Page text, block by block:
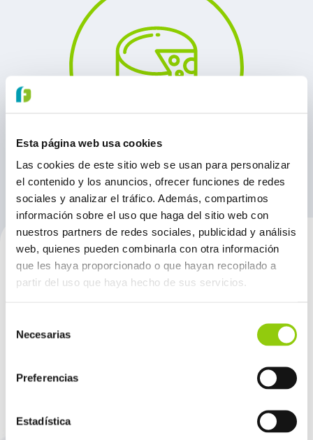
Esta página web usa cookies
Las cookies de este sitio web se usan para personalizar
el contenido y los anuncios, ofrecer funciones de redes
sociales y analizar el tráfico. Además, compartimos
información sobre el uso que haga del sitio web con
nuestros partners de redes sociales, publicidad y análisis
web, quienes pueden combinarla con otra información
que les haya proporcionado o que hayan recopilado a
partir del uso que haya hecho de sus servicios.
Necesarias
Preferencias
Estadística
PRODUCTOS
QUESO EXTRA DURO PARA RALLAR
ORIGEN
Europa